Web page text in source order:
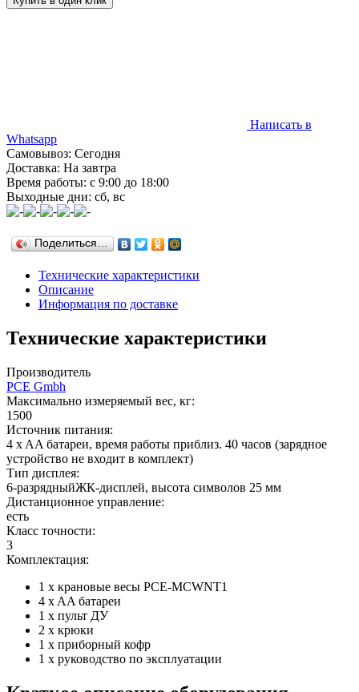
Написать в
Whatsapp
Самовывоз: Сегодня
Доставка: На завтра
Время работы: с 9:00 до 18:00
Выходные дни: сб, вс
Поделиться…
Технические характеристики
Описание
Информация по доставке
Технические характеристики
Производитель
PCE Gmbh
Максимально измеряемый вес, кг:
1500
Источник питания:
4 x AA батареи, время работы приблиз. 40 часов (зарядное
устройство не входит в комплект)
Тип дисплея:
6-разрядныйЖК-дисплей, высота символов 25 мм
Дистанционное управление:
есть
Класс точности:
3
Комплектация:
1 x крановые весы PCE-MCWNT1
4 x AA батареи
1 x пульт ДУ
2 x крюки
1 х приборный кофр
1 х руководство по эксплуатации